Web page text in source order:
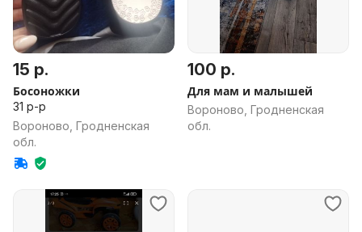
15 р.
Босоножки
31 р-р
Вороново, Гродненская
обл.
100 р.
Для мам и малышей
Вороново, Гродненская
обл.